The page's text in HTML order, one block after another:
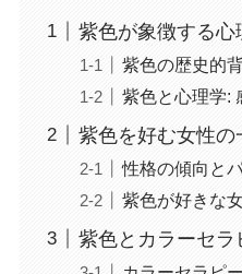
紫色が象徴する心
紫色の歴史的
紫色と心理学:
紫色を好む女性の
性格の傾向と
紫色が好きな
紫色とカラーセラ